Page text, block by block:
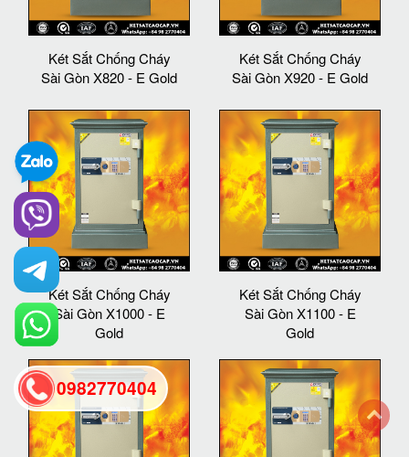
Két Sắt Chống Cháy
Sài Gòn X820 - E Gold
Két Sắt Chống Cháy
Sài Gòn X920 - E Gold
Két Sắt Chống Cháy
Sài Gòn X1000 - E
Gold
Két Sắt Chống Cháy
Sài Gòn X1100 - E
Gold
0982770404
back